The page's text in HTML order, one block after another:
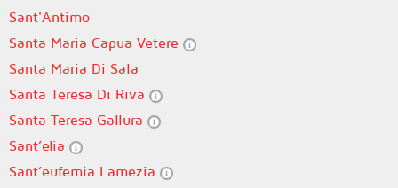
Sant'Antimo
Santa Maria Capua Vetere
Santa Maria Di Sala
Santa Teresa Di Riva
Santa Teresa Gallura
Sant’elia
Sant’eufemia Lamezia